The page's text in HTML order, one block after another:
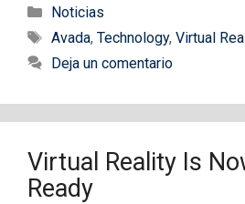
Categorías
Noticias
Etiquetas
Avada, Technology, Virtual
Deja un comentario
Virtual Reality Is
Ready